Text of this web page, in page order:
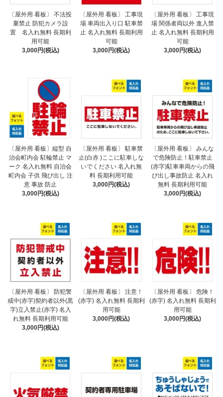
〔屋外用 看板〕 不法投
棄禁止 防犯カメラ設
置 名入れ無料 長期利
用可能
3,000円(税込)
〔屋外用 看板〕 工事現
場 車両出入り口 駐車禁
止 名入れ無料 長期利用
可能
3,000円(税込)
〔屋外用 看板〕 工事現
場 関係者両以外 進入禁
止 名入れ無料 長期利用
可能
3,000円(税込)
〔屋外用 看板〕縦型 自
治会町内会 駐輪禁止 マ
ーク 名入れ無料 自治会
町内会 子供 飛び出し 注
意 事故 防止
3,000円(税込)
〔屋外用 看板〕 駐車禁
止(白赤 )ここに駐車しな
いでください 名入れ無
料 長期利用可能
3,000円(税込)
〔屋外用 看板〕 みんな
で危険防止！駐車禁止
(赤字)駐車車両からの飛
び出し事故防止 名入れ
無料 長期利用可能
3,000円(税込)
〔屋外用 看板〕 防犯警
戒中(赤字)契約者以外(黒
字)立入禁止(赤字) 名入
れ無料 長期利用可能
3,000円(税込)
〔屋外用 看板〕 注意！
(赤字) 名入れ無料 長期利
用可能
3,000円(税込)
〔屋外用 看板〕 危険！
(赤字) 名入れ無料 長期利
用可能
3,000円(税込)